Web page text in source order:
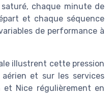
chaque minute de
et chaque séquence
de performance à
illustrent cette pression
et sur les services
et Nice régulièrement en